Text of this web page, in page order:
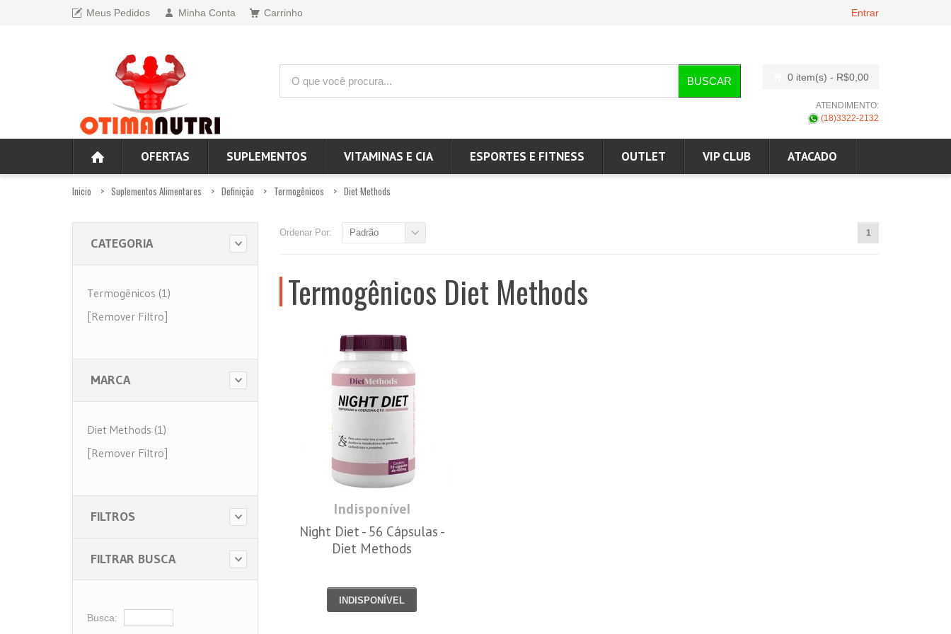
Meus Pedidos Minha Conta Carrinho Entrar
BUSCAR 0 item(s) - R$0,00
ATENDIMENTO:
(18)3322-2132
OFERTAS SUPLEMENTOS VITAMINAS E CIA ESPORTES E FITNESS OUTLET VIP CLUB ATACADO
Inicio Suplementos Alimentares Definição Termogênicos Diet Methods
CATEGORIA
Termogênicos (1)
[Remover Filtro]
MARCA
Diet Methods (1)
[Remover Filtro]
FILTROS
FILTRAR BUSCA
Busca:
Ordenar Por: Padrão 1
Termogênicos Diet Methods
Indisponível
Night Diet - 56 Cápsulas -
Diet Methods
INDISPONÍVEL